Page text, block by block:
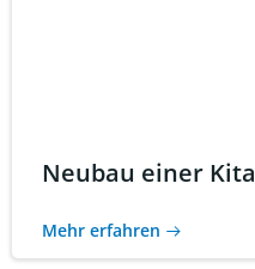
Neubau einer Kita
Mehr erfahren